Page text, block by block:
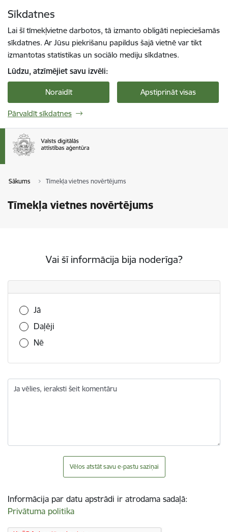
Sīkdatnes
Lai šī tīmekļvietne darbotos, tā izmanto obligāti nepieciešamās
sīkdatnes. Ar Jūsu piekrišanu papildus šajā vietnē var tikt
izmantotas statistikas un sociālo mediju sīkdatnes.
Lūdzu, atzīmējiet savu izvēli:
Noraidīt Apstiprināt visas
Pārvaldīt sīkdatnes
Sākums Tīmekļa vietnes novērtējums
Tīmekļa vietnes novērtējums
Vai šī informācija bija noderīga?
Vai šī informācija bija noderīga?
Jā
Daļēji
Nē
Ja vēlies, ieraksti šeit komentāru
Vēlos atstāt savu e-pastu saziņai
Informācija par datu apstrādi ir atrodama sadaļā:
Privātuma politika